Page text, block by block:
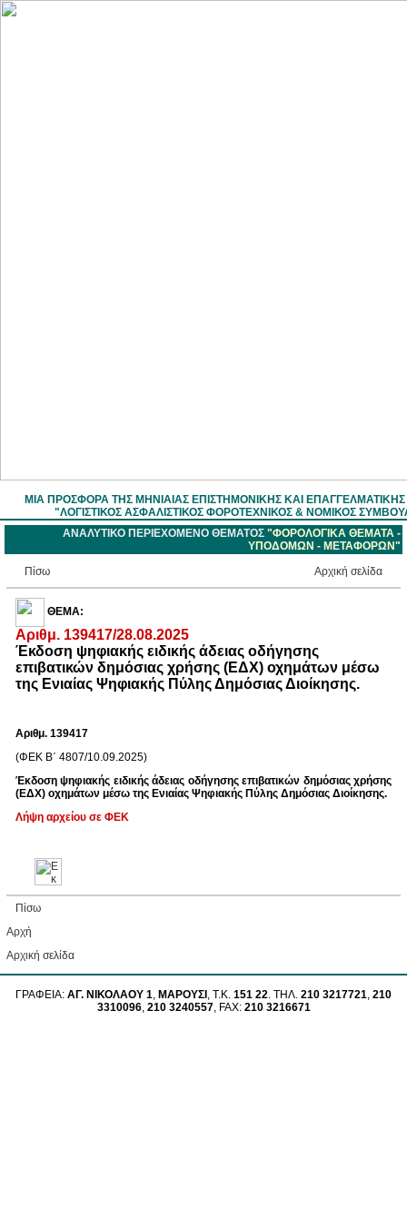
ΜΙΑ ΠΡΟΣΦΟΡΑ ΤΗΣ ΜΗΝΙΑΙΑΣ ΕΠΙΣΤΗΜOΝΙΚΗΣ ΚΑΙ
"ΛΟΓΙΣΤΙΚΟΣ ΑΣΦΑΛΙΣΤΙΚΟΣ ΦΟΡΟΤΕΧΝΙΚΟΣ & ΝΟΜΙΚΟΣ
ΑΝΑΛΥΤΙΚΟ ΠΕΡΙΕΧΟΜΕΝΟ ΘΕΜΑΤΟΣ "ΦΟΡΟΛΟΓΙΚΑ ΘΕΜΑΤΑ -
ΥΠΟΔΟΜΩΝ - ΜΕΤΑΦΟΡΩΝ"
Πίσω
Aρχική σελίδα
ΘΕΜΑ:
Αριθμ. 139417/28.08.2025
Έκδοση ψηφιακής ειδικής άδειας οδήγησης
επιβατικών δημόσιας χρήσης (ΕΔΧ) οχημάτων μέσω
της Ενιαίας Ψηφιακής Πύλης Δημόσιας Διοίκησης.
Αριθμ. 139417
(ΦΕΚ Β΄ 4807/10.09.2025)
Έκδοση ψηφιακής ειδικής άδειας οδήγησης επιβατικών δημόσιας χρήσης
(ΕΔΧ) οχημάτων μέσω της Ενιαίας Ψηφιακής Πύλης Δημόσιας Διοίκησης.
Λήψη αρχείου σε ΦΕΚ
Πίσω
Αρχή
Aρχική σελίδα
ΓΡΑΦΕΙΑ: ΑΓ. ΝΙΚΟΛΑΟΥ 1, ΜΑΡΟΥΣΙ , Τ.Κ. 151 22. ΤΗΛ. 210 3217721, 210
3310096, 210 3240557, FAX: 210 3216671